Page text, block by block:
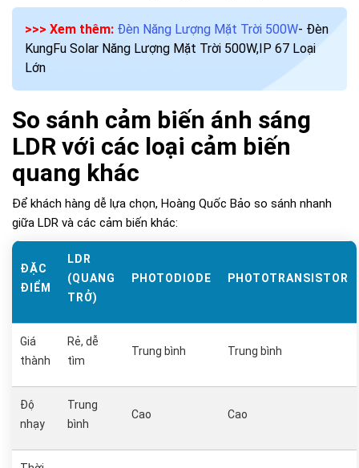
>>> Xem thêm: Đèn Năng Lượng Mặt Trời 500W- Đèn
KungFu Solar Năng Lượng Mặt Trời 500W,IP 67 Loại
Lớn
So sánh cảm biến ánh sáng
LDR với các loại cảm biến
quang khác
Để khách hàng dễ lựa chọn, Hoàng Quốc Bảo so sánh nhanh
giữa LDR và các cảm biến khác:
ĐẶC
ĐIỂM
LDR
(QUANG
TRỞ)
PHOTODIODE PHOTOTRANSISTOR
Giá
thành
Rẻ, dễ
tìm
Trung bình Trung bình
Độ
nhạy
Trung
bình
Cao Cao